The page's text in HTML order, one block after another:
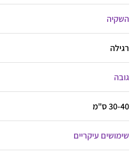
השקיה
רגילה
גובה
30-40 ס"מ
שימושים עיקריים